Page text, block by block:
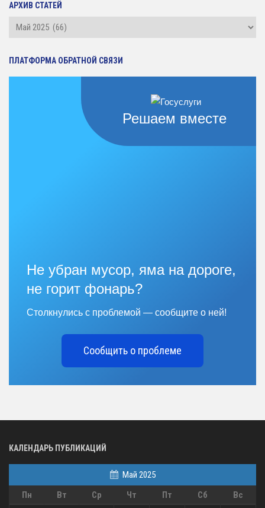
АРХИВ СТАТЕЙ
Архив
ПЛАТФОРМА ОБРАТНОЙ СВЯЗИ
Решаем вместе
Не убран мусор, яма на дороге,
не горит фонарь?
Столкнулись с проблемой — сообщите о ней!
Сообщить о проблеме
КАЛЕНДАРЬ ПУБЛИКАЦИЙ
Май 2025
Пн
Вт Ср Чт Пт Сб
Вс